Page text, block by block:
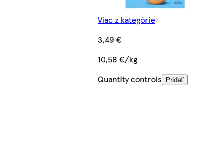
Viac z kategórie
3,49 €
10,58 €/kg
Quantity controls
Pridať